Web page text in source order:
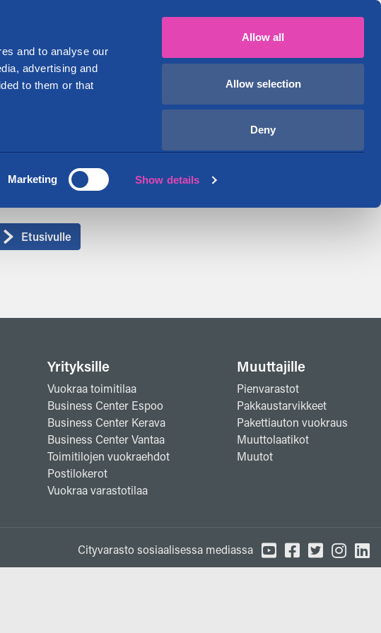
and to analyse our
advertising and
to them or that
Marketing Show details
Allow all
Allow selection
Deny
029 1234 700
Oma tili
Tietoa meistä
Etusivulle
Yrityksille
Vuokraa toimitilaa
Business Center Espoo
Business Center Kerava
Business Center Vantaa
Toimitilojen vuokraehdot
Postilokerot
Vuokraa varastotilaa
Muuttajille
Pienvarastot
Pakkaustarvikkeet
Pakettiauton vuokraus
Muuttolaatikot
Muutot
Cityvarasto sosiaalisessa mediassa